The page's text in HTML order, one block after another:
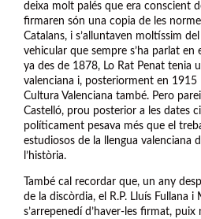
deixa molt palés que era conscient
firmaren són una copia de les
Catalans, i s’alluntaven moltíssim
vehicular que sempre s’ha parlat en
ya des de 1878, Lo Rat Penat tenia
valenciana i, posteriorment en 1915
Cultura Valenciana també. Pero
Castelló, prou posterior a les dates
políticament pesava més que el
estudiosos de la llengua valenciana
l’història.
També cal recordar que, un any
de la discòrdia, el R.P. Lluís Fullana
s’arrepenedí d’haver-les firmat,